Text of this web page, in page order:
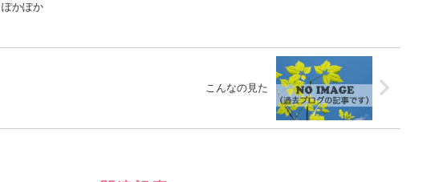
ぽかぽか
こんなの見た